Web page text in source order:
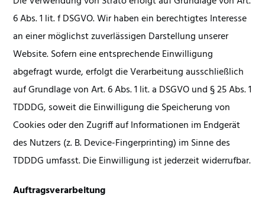
6 Abs. 1 lit. f DSGVO. Wir haben ein berechtigtes Interesse
an einer möglichst zuverlässigen Darstellung unserer
Website. Sofern eine entsprechende Einwilligung
abgefragt wurde, erfolgt die Verarbeitung ausschließlich
auf Grundlage von Art. 6 Abs. 1 lit. a DSGVO und § 25 Abs. 1
TDDDG, soweit die Einwilligung die Speicherung von
Cookies oder den Zugriff auf Informationen im Endgerät
des Nutzers (z. B. Device-Fingerprinting) im Sinne des
TDDDG umfasst. Die Einwilligung ist jederzeit widerrufbar.
Auftragsverarbeitung